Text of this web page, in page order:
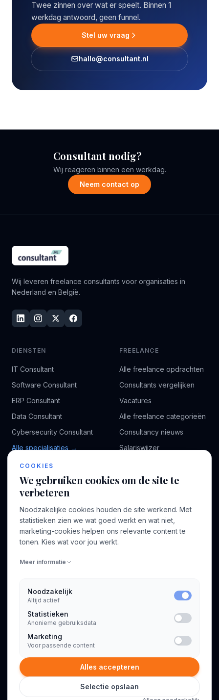
Twee zinnen over wat er speelt. Binnen 1
werkdag antwoord, geen funnel.
Stel uw vraag
hallo@consultant.nl
Consultant nodig?
Wij reageren binnen een werkdag.
Neem contact op
Wij leveren freelance consultants voor organisaties in
Nederland en België.
DIENSTEN
IT Consultant
Software Consultant
ERP Consultant
Data Consultant
Cybersecurity Consultant
Alle specialisaties →
FREELANCE
Alle freelance opdrachten
Consultants vergelijken
Vacatures
Alle freelance categorieën
Consultancy nieuws
Salariswijzer
BEDRIJF
Over ons
Voor opdrachtgevers
Profiel aanmaken
INFORMATIE
Algemene voorwaarden
Privacyverklaring
© 2026 Consultant.nl. Alle rechten voorbehouden.
COOKIES
We gebruiken cookies om de site te
verbeteren
Noodzakelijke cookies houden de site werkend. Met
statistieken zien we wat goed werkt en wat niet,
marketing-cookies helpen ons relevante content te
tonen. Kies wat voor jou werkt.
Meer informatie
Noodzakelijk
Altijd actief
Statistieken
Anonieme gebruiksdata
Marketing
Voor passende content
Alles accepteren
Selectie opslaan